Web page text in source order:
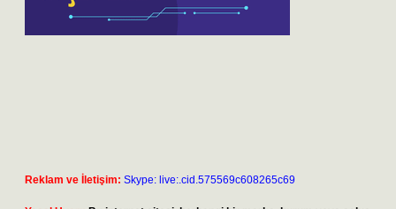
Reklam ve İletişim: Skype: live:.cid.575569c608265c69